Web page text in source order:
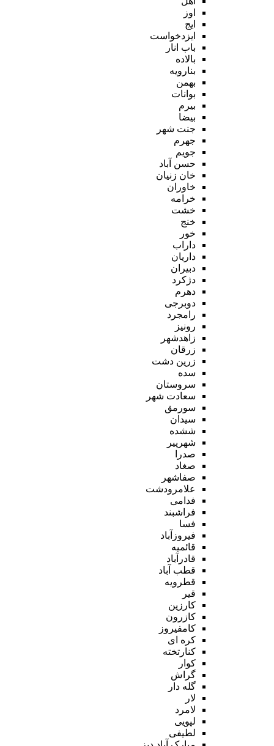
اوز
ایج
ایزدخواست
باب انار
بالاده
بنارویه
بهمن
بوانات
بیرم
بیضا
جنت شهر
جهرم
جویم
حسن آباد
خان زنیان
خاوران
خرامه
خشت
خنج
خور
داراب
داریان
دبیران
دژکرد
دهرم
دوبرجی
رامجرد
رونیز
زاهدشهر
زرقان
زرین دشت
سده
سروستان
سعادت شهر
سورمق
سیدان
ششده
شهرپیر
صدرا
صغاد
صفاشهر
علامرودشت
فدامی
فراشبند
فسا
فیروزآباد
قائمیه
قادرآباد
قطب آباد
قطرویه
قیر
کارزین
کازرون
کامفیروز
کره ای
کنارتخته
کوار
گراش
گله دار
لار
لامرد
لپویی
لطیفی